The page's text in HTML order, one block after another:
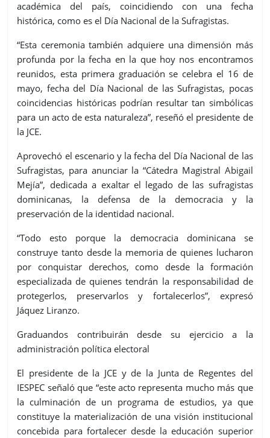
académica del país, coincidiendo con una fecha
histórica, como es el Día Nacional de la Sufragistas.
“Esta ceremonia también adquiere una dimensión más
profunda por la fecha en la que hoy nos encontramos
reunidos, esta primera graduación se celebra el 16 de
mayo, fecha del Día Nacional de las Sufragistas, pocas
coincidencias históricas podrían resultar tan simbólicas
para un acto de esta naturaleza”, reseñó el presidente de
la JCE.
Aprovechó el escenario y la fecha del Día Nacional de las
Sufragistas, para anunciar la “Cátedra Magistral Abigail
Mejía”, dedicada a exaltar el legado de las sufragistas
dominicanas, la defensa de la democracia y la
preservación de la identidad nacional.
“Todo esto porque la democracia dominicana se
construye tanto desde la memoria de quienes lucharon
por conquistar derechos, como desde la formación
especializada de quienes tendrán la responsabilidad de
protegerlos, preservarlos y fortalecerlos”, expresó
Jáquez Liranzo.
Graduandos contribuirán desde su ejercicio a la
administración política electoral
El presidente de la JCE y de la Junta de Regentes del
IESPEC señaló que “este acto representa mucho más que
la culminación de un programa de estudios, ya que
constituye la materialización de una visión institucional
concebida para fortalecer desde la educación superior